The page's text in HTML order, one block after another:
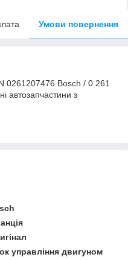
Умови повернення
0261207476 Bosch / 0 261
автозапчастини з
управління двигуном